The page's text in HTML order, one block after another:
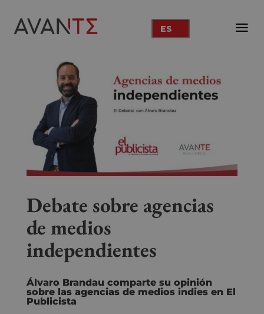
ES
Debate sobre agencias
de medios
independientes
Álvaro Brandau comparte su opinión
sobre las agencias de medios indies en El
Publicista